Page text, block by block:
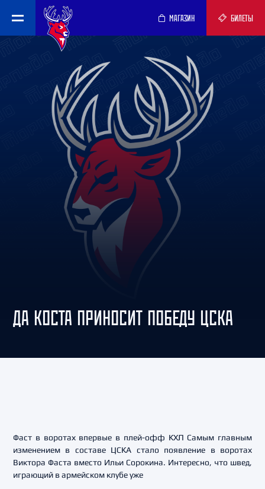
МАГАЗИН БИЛЕТЫ
ДА КОСТА ПРИНОСИТ ПОБЕДУ ЦСКА
Фаст в воротах впервые в плей-офф КХЛ Самым главным
изменением в составе ЦСКА стало появление в воротах
Виктора Фаста вместо Ильи Сорокина. Интересно, что швед,
играющий в армейском клубе уже